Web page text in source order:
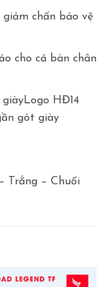
chấn bảo vệ
cho cả bàn chân
HĐ14
gót giày
Trắng – Chuối